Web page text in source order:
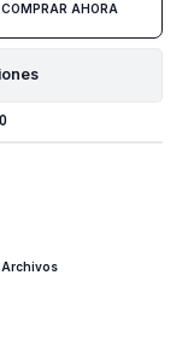
COMPRAR AHORA
Archivos